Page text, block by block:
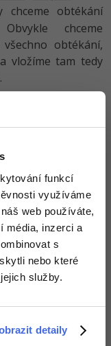
funkcí
využíváme
web používáte,
média, inzerci a
s
nebo které
služby.
detaily
obtékání
chceme
obtékání,
vložíme tam tedy
.
tónech a